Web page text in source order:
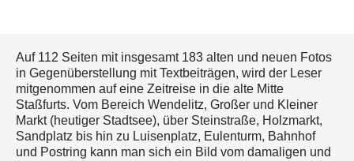
Auf 112 Seiten mit insgesamt 183 alten und neuen Fotos
in Gegenüberstellung mit Textbeiträgen, wird der Leser
mitgenommen auf eine Zeitreise in die alte Mitte
Staßfurts. Vom Bereich Wendelitz, Großer und Kleiner
Markt (heutiger Stadtsee), über Steinstraße, Holzmarkt,
Sandplatz bis hin zu Luisenplatz, Eulenturm, Bahnhof
und Postring kann man sich ein Bild vom damaligen und